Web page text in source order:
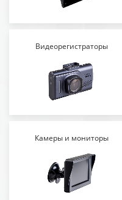
Видеорегистраторы
Камеры и мониторы